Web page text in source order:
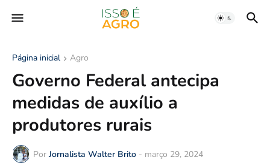
Página inicial Agro
Governo Federal antecipa
medidas de auxílio a
produtores rurais
Por Jornalista Walter Brito - março 29, 2024